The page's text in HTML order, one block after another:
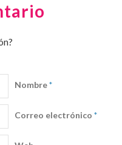
Nombre*
Correo electrónico *